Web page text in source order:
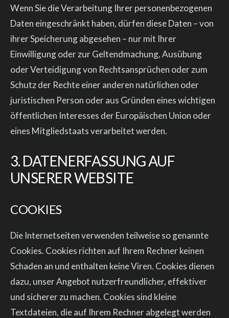
Wenn Sie die Verarbeitung Ihrer personenbezogenen
Daten eingeschränkt haben, dürfen diese Daten – von
ihrer Speicherung abgesehen – nur mit Ihrer
Einwilligung oder zur Geltendmachung, Ausübung
oder Verteidigung von Rechtsansprüchen oder zum
Schutz der Rechte einer anderen natürlichen oder
juristischen Person oder aus Gründen eines wichtigen
öffentlichen Interesses der Europäischen Union oder
eines Mitgliedstaats verarbeitet werden.
3. DATENERFASSUNG AUF
UNSERER WEBSITE
COOKIES
Die Internetseiten verwenden teilweise so genannte
Cookies. Cookies richten auf Ihrem Rechner keinen
Schaden an und enthalten keine Viren. Cookies dienen
dazu, unser Angebot nutzerfreundlicher, effektiver
und sicherer zu machen. Cookies sind kleine
Textdateien, die auf Ihrem Rechner abgelegt werden